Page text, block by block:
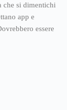
che si dimentichi
app e
essere